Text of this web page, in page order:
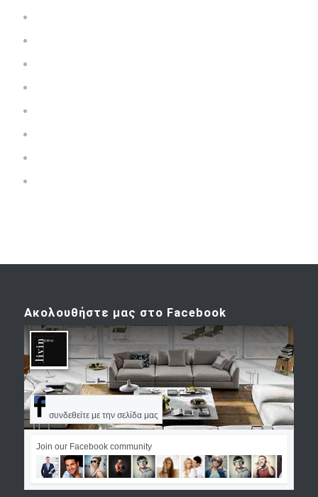
Ακολουθήστε μας στο Facebook
συνδεθείτε με την σελίδα μας
Join our Facebook community